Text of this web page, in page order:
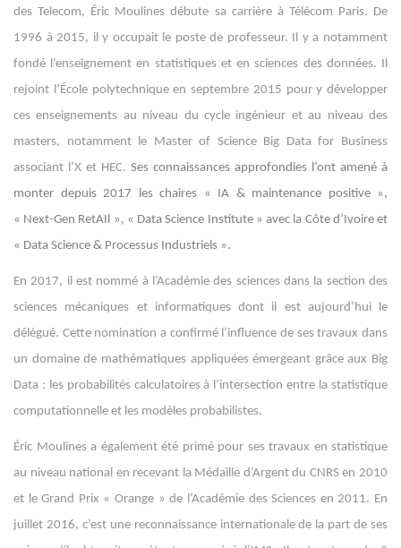
des Telecom, Éric Moulines débute sa carrière à Télécom Paris. De
1996 à 2015, il y occupait le poste de professeur. Il y a notamment
fondé l’enseignement en statistiques et en sciences des données. Il
rejoint l’École polytechnique en septembre 2015 pour y développer
ces enseignements au niveau du cycle ingénieur et au niveau des
masters, notamment le Master of Science Big Data for Business
associant l’X et HEC. Ses connaissances approfondies l’ont amené à
monter depuis 2017 les chaires « IA & maintenance positive »,
« Next-Gen RetAIl », « Data Science Institute » avec la Côte d’Ivoire et
« Data Science & Processus Industriels ».
En 2017, il est nommé à l’Académie des sciences dans la section des
sciences mécaniques et informatiques dont il est aujourd’hui le
délégué. Cette nomination a confirmé l’influence de ses travaux dans
un domaine de mathématiques appliquées émergeant grâce aux Big
Data : les probabilités calculatoires à l’intersection entre la statistique
computationnelle et les modèles probabilistes.
Éric Moulines a également été primé pour ses travaux en statistique
au niveau national en recevant la Médaille d’Argent du CNRS en 2010
et le Grand Prix « Orange » de l’Académie des Sciences en 2011. En
juillet 2016, c’est une reconnaissance internationale de la part de ses